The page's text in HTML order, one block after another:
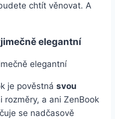
chtít věnovat. A
elegantní
je pověstná svou
rozměry, a ani ZenBook
se nadčasově